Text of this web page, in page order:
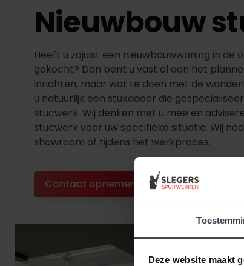
Deze website maakt
Nieuwbouw
Heeft u zojuist een nieuwbouwwoning in de
gekocht? Dan bent u vast al aan het
inrichten, maar wat te doen met de
u natuurlijk een stukadoor die
stucwerk. Wij denken met u mee en
stucwerk voor uw specifieke situatie. Wij
showroom of tijdens het werkproces.
Contact opnemen Diensten bekijken